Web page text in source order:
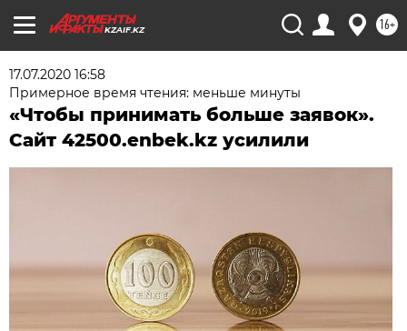
KZAIF.KZ 16+
17.07.2020 16:58
Примерное время чтения: меньше минуты
«Чтобы принимать больше заявок».
Сайт 42500.enbek.kz усилили